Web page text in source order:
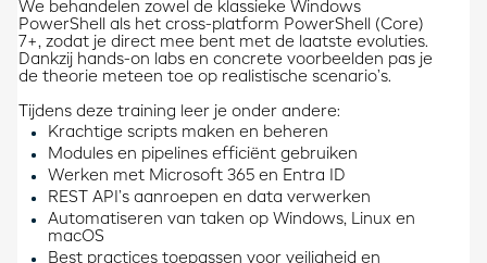
We behandelen zowel de klassieke Windows
PowerShell als het cross-platform PowerShell (Core)
7+, zodat je direct mee bent met de laatste evoluties.
Dankzij hands-on labs en concrete voorbeelden pas je
de theorie meteen toe op realistische scenario’s.
Tijdens deze training leer je onder andere:
Krachtige scripts maken en beheren
Modules en pipelines efficiënt gebruiken
Werken met Microsoft 365 en Entra ID
REST API’s aanroepen en data verwerken
Automatiseren van taken op Windows, Linux en
macOS
Best practices toepassen voor veiligheid en